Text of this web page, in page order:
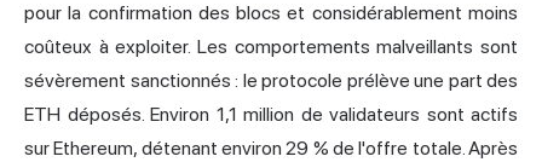
pour la confirmation des blocs et considérablement moins
coûteux à exploiter. Les comportements malveillants sont
sévèrement sanctionnés : le protocole prélève une part des
ETH déposés. Environ 1,1 million de validateurs sont actifs
sur Ethereum, détenant environ 29 % de l'offre totale. Après